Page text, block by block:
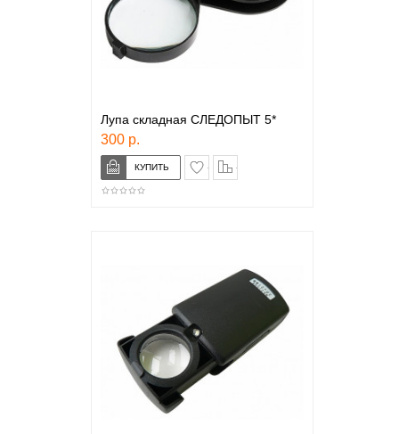
Лупа складная СЛЕДОПЫТ 5*
300 р.
в закладки